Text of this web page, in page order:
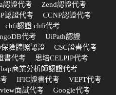
認證代考
Zend認證代考
認證代考
CCNP認證代考
chfi認證 chfi代考
代考
UiPath認證
險牌照認證
CSC證書代考
書代考
思培CELPIP代考
商業分析師認證代考
IFIC證書代考
VEPT代考
面試代考
Google代考